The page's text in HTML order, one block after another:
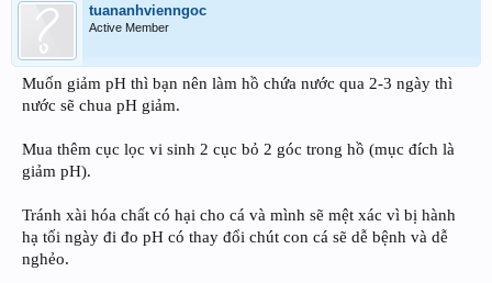
tuananhvienngoc
Active Member
Muốn giảm pH thì bạn nên làm hồ chứa nước qua 2-3 ngày thì
nước sẽ chua pH giảm.
Mua thêm cục lọc vi sinh 2 cục bỏ 2 góc trong hồ (mục đích là
giảm pH).
Tránh xài hóa chất có hại cho cá và mình sẽ mệt xác vì bị hành
hạ tối ngày đi đo pH có thay đổi chút con cá sẽ dễ bệnh và dễ
nghẻo.